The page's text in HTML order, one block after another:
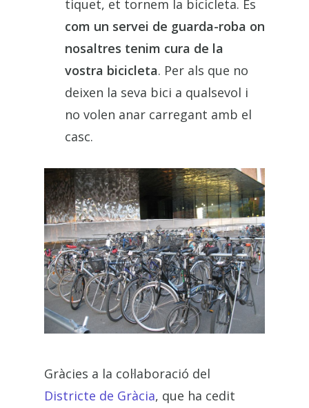
tiquet, et tornem la bicicleta. És
com un servei de guarda-roba on
nosaltres tenim cura de la
vostra bicicleta. Per als que no
deixen la seva bici a qualsevol i
no volen anar carregant amb el
casc.
Gràcies a la col·laboració del
Districte de Gràcia, que ha cedit